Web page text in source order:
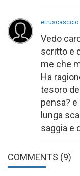
etruscasccio
Vedo
scritto e
me che
Ha
tesoro
pensa? e
lunga
saggia e
COMMENTS (9)